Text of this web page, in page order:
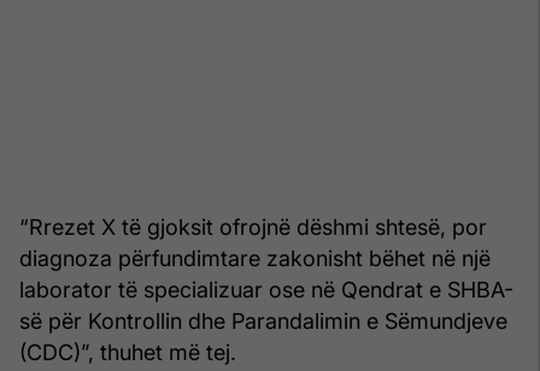
“Rrezet X të gjoksit ofrojnë dëshmi shtesë, por
diagnoza përfundimtare zakonisht bëhet në një
laborator të specializuar ose në Qendrat e SHBA-
së për Kontrollin dhe Parandalimin e Sëmundjeve
(CDC)”, thuhet më tej.